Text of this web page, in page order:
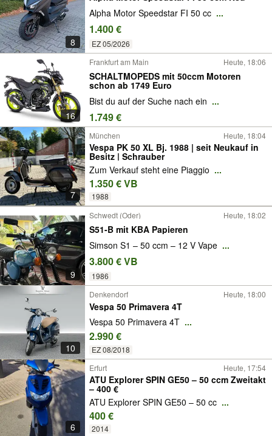
8
Alpha Motor Speedstar FI 50 cc ...
1.400 €
EZ 05/2026
16
Frankfurt am Main Heute, 18:06
SCHALTMOPEDS mit 50ccm Motoren
schon ab 1749 Euro
Bist du auf der Suche nach ein ...
1.749 €
7
München Heute, 18:04
Vespa PK 50 XL Bj. 1988 | seit Neukauf in
Besitz | Schrauber
Zum Verkauf steht eine Piaggio ...
1.350 € VB
1988
9
Schwedt (Oder) Heute, 18:02
S51-B mit KBA Papieren
Simson S1 – 50 ccm – 12 V Vape ...
3.800 € VB
1986
10
Denkendorf Heute, 18:00
Vespa 50 Primavera⁣ 4T
Vespa 50 Primavera⁣ 4T ...
2.990 €
EZ 08/2018
6
Erfurt Heute, 17:54
ATU Explorer SPIN GE50 – 50 ccm Zweitakt
– 400 €
ATU Explorer SPIN GE50 – 50 cc ...
400 €
2014